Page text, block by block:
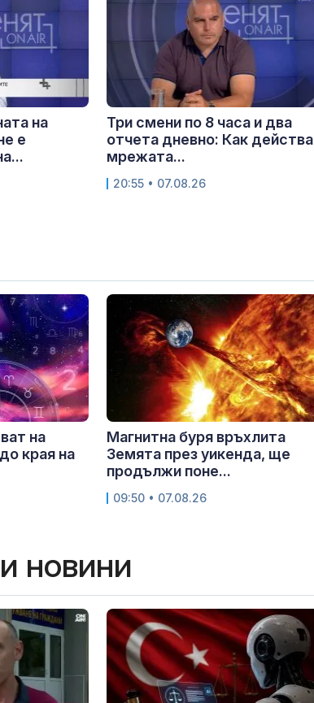
на
е
Три смени по 8 часа и два
отчета дневно: Как действа
мрежата...
20:55 • 07.08.26
на
края на
Магнитна буря връхлита
Земята през уикенда, ще
продължи поне...
09:50 • 07.08.26
новини